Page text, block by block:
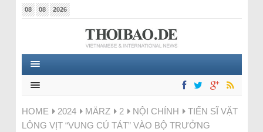
08 08 2026
HOME 2024 MÄRZ 2 NỘI CHÍNH
TIẾN SĨ VẶT
LÔNG VỊT “VUNG CÚ TÁT” VÀO BỘ TRƯỞNG